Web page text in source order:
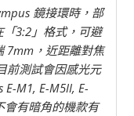
鏡接環時，部
3:2」格式，可避
7mm，近距離對焦
前測試會因感光元
M1, E-M5II, E-
會有暗角的機款有